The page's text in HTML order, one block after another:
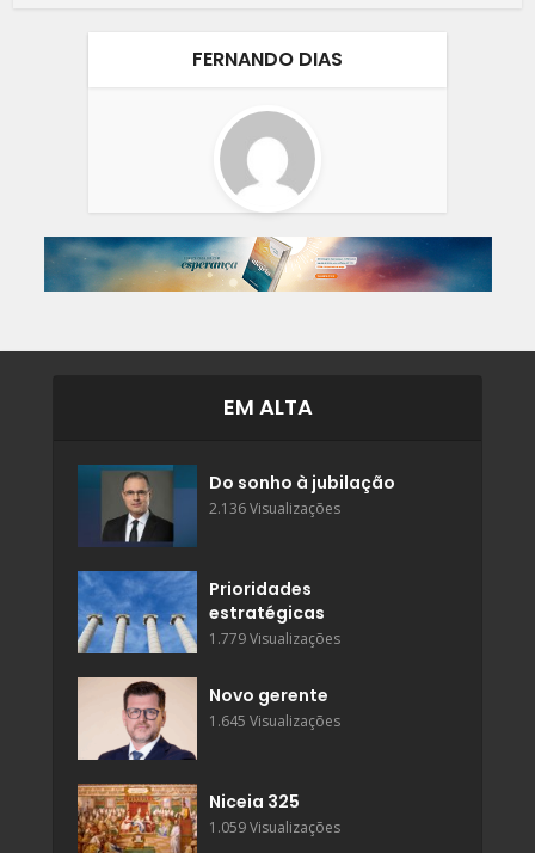
FERNANDO DIAS
EM ALTA
Do sonho à jubilação
2.136 Visualizações
Prioridades
estratégicas
1.779 Visualizações
Novo gerente
1.645 Visualizações
Niceia 325
1.059 Visualizações